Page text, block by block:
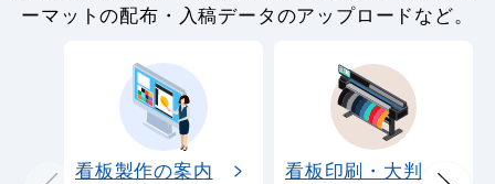
ーマットの配布・入稿データのアップロードなど。
看板製作の案内
看板印刷・大判